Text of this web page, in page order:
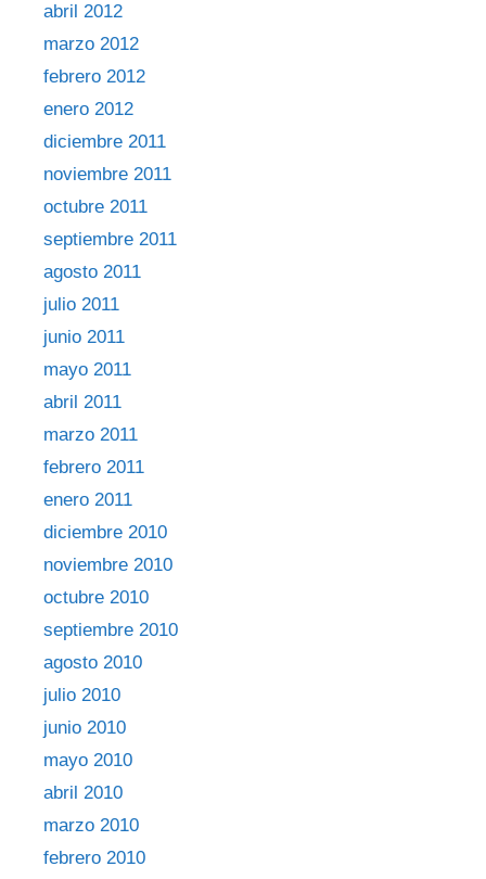
abril 2012
marzo 2012
febrero 2012
enero 2012
diciembre 2011
noviembre 2011
octubre 2011
septiembre 2011
agosto 2011
julio 2011
junio 2011
mayo 2011
abril 2011
marzo 2011
febrero 2011
enero 2011
diciembre 2010
noviembre 2010
octubre 2010
septiembre 2010
agosto 2010
julio 2010
junio 2010
mayo 2010
abril 2010
marzo 2010
febrero 2010